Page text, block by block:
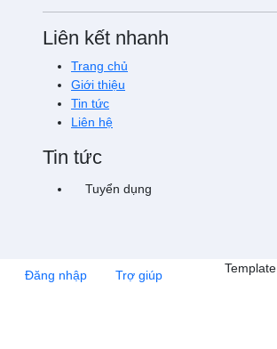
Liên kết nhanh
Trang chủ
Giới thiệu
Tin tức
Liên hệ
Tin tức
Tuyển dụng
Đăng nhập Trợ giúp